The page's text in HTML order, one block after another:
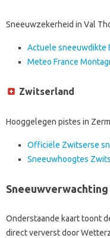
Sneeuwzekerheid in Val
Actuele sneeuwdikte
Meteo France
Zwitserland
Hooggelegen pistes in
Officiële Zwitserse
Sneeuwhoogtes
Sneeuwverwachting
Onderstaande kaart toont
direct ververst door